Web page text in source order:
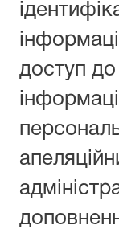
доступ до